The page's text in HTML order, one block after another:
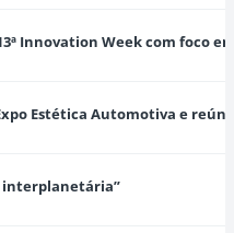
13ª Innovation Week com
Estética Automotiva e
interplanetária”